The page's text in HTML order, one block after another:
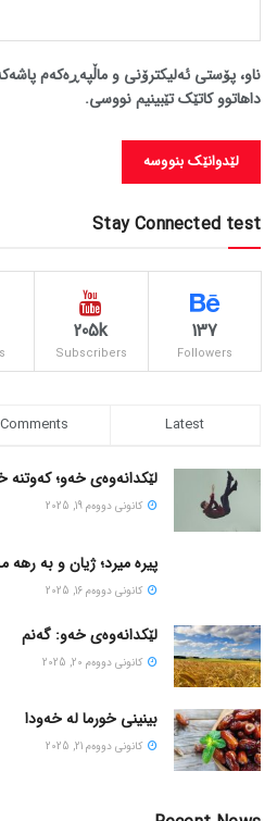
ناو، پۆستی ئەلیکترۆنی و ماڵپەڕەکەم
داهاتوو کاتێک تێبینیم نووسی.
Stay Connected test
137
Followers
205k
Subscribers
Comments Latest
لێکدانەوەی خەو؛ کەوتنە
كانونی دووه‌م 19, 2025
پیره میرد؛ ژیان و به رهه
كانونی دووه‌م 16, 2025
لێکدانەوەی خەو: گەنم
كانونی دووه‌م 20, 2025
بینینی خورما لە خەودا
كانونی دووه‌م 21, 2025